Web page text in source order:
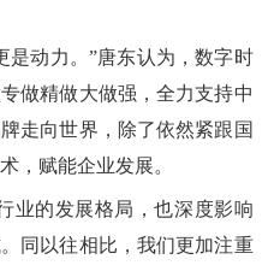
动力。”唐东认为，数字时
做精做大做强，全力支持中
走向世界，除了依然紧跟国
，赋能企业发展。
的发展格局，也深度影响
同以往相比，我们更加注重